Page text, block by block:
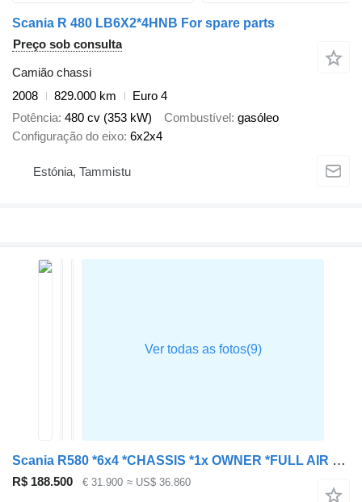
Scania R 480 LB6X2*4HNB For spare parts
Preço sob consulta
Camião chassi
2008
829.000 km
Euro 4
Potência 480 cv (353 kW) Combustível gasóleo
Configuração do eixo 6x2x4
Estónia, Tammistu
Scania R580 *6x4 *CHASSIS *1x OWNER *FULL AIR *RETARDER
R$ 188.500 € 31.900 ≈ US$ 36.860